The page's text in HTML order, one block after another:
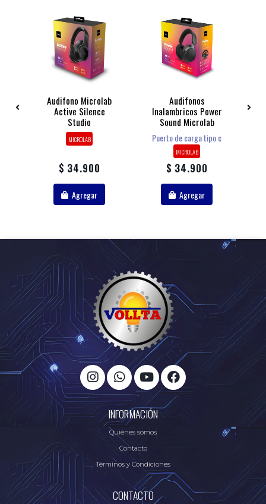
Audifono Microlab
Active Silence
Studio
MICROLAB
$ 34.900
Agregar
Audifonos
Inalambricos Power
Sound Microlab
Puerto de carga tipo c
MICROLAB
$ 34.900
Agregar
INFORMACIÓN
Quiénes somos
Contacto
Términos y Condiciones
CONTACTO